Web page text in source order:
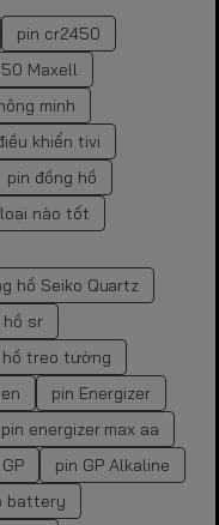
pin cr2450
Maxell
minh
khiển tivi
pin đồng hồ
nào tốt
hồ Seiko Quartz
hồ sr
hồ treo tường
pin Energizer
pin energizer max aa
pin GP Alkaline
battery